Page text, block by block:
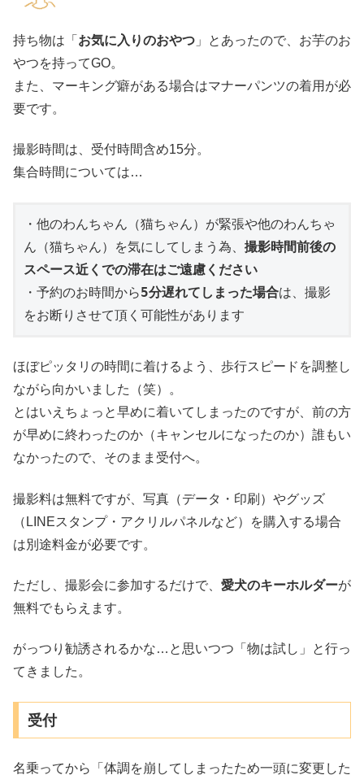
持ち物は「 お気に入りのおやつ 」とあったので、お芋のお
やつを持ってGO。
また、マーキング癖がある場合はマナーパンツの着用が必
要です。
撮影時間は、受付時間含め15分。
集合時間については…
・他のわんちゃん（猫ちゃん）が緊張や他のわんちゃ
ん（猫ちゃん）を気にしてしまう為、 撮影時間前後の
スペース近くでの滞在はご遠慮ください
・予約のお時間から5分遅れてしまった場合は、撮影
をお断りさせて頂く可能性があります
ほぼピッタリの時間に着けるよう、歩行スピードを調整し
ながら向かいました（笑）。
とはいえちょっと早めに着いてしまったのですが、前の方
が早めに終わったのか（キャンセルになったのか）誰もい
なかったので、そのまま受付へ。
撮影料は無料ですが、写真（データ・印刷）やグッズ
（LINEスタンプ・アクリルパネルなど）を購入する場合
は別途料金が必要です。
ただし、撮影会に参加するだけで、 愛犬のキーホルダーが
無料でもらえます。
がっつり勧誘されるかな…と思いつつ「物は試し」と行っ
てきました。
受付
名乗ってから「体調を崩してしまったため一頭に変更した